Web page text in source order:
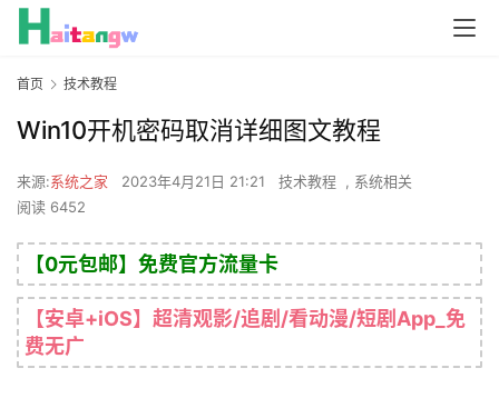
首页 技术教程
Win10开机密码取消详细图文教程
来源:系统之家 2023年4月21日 21:21 技术教程 , 系统相关
阅读 6452
【0元包邮】免费官方流量卡
【安卓+iOS】超清观影/追剧/看动漫/短剧App_免
费无广